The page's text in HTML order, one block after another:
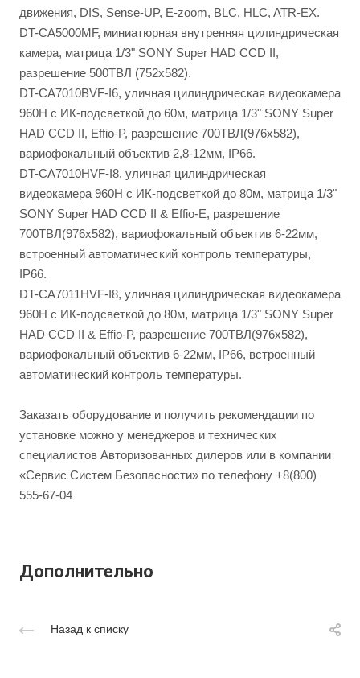
движения, DIS, Sense-UP, E-zoom, BLC, HLC, ATR-EX.
DT-CA5000MF, миниатюрная внутренняя цилиндрическая
камера, матрица 1/3" SONY Super HAD CCD II,
разрешение 500ТВЛ (752х582).
DT-CA7010BVF-I6, уличная цилиндрическая видеокамера
960H с ИК-подсветкой до 60м, матрица 1/3" SONY Super
HAD CCD II, Effio-P, разрешение 700ТВЛ(976х582),
вариофокальный объектив 2,8-12мм, IP66.
DT-CA7010HVF-I8, уличная цилиндрическая
видеокамера 960H с ИК-подсветкой до 80м, матрица 1/3"
SONY Super HAD CCD II & Effio-E, разрешение
700ТВЛ(976х582), вариофокальный объектив 6-22мм,
встроенный автоматический контроль температуры,
IP66.
DT-CA7011HVF-I8, уличная цилиндрическая видеокамера
960H с ИК-подсветкой до 80м, матрица 1/3" SONY Super
HAD CCD II & Effio-P, разрешение 700ТВЛ(976х582),
вариофокальный объектив 6-22мм, IP66, встроенный
автоматический контроль температуры.
Заказать оборудование и получить рекомендации по
установке можно у менеджеров и технических
специалистов Авторизованных дилеров или в компании
«Сервис Систем Безопасности» по телефону +8(800)
555-67-04
Дополнительно
Назад к списку